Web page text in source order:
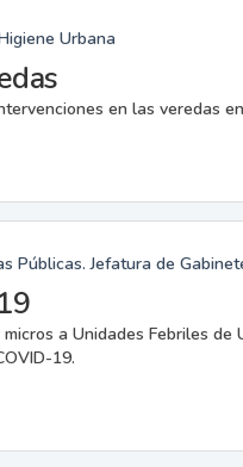
Urbana
en las veredas
Públicas. Jefatura de
a Unidades Febriles
19.